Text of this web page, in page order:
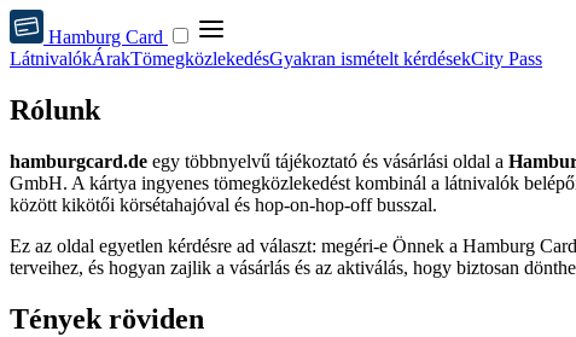
Hamburg Card
LátnivalókÁrakTömegközlekedésGyakran ismételt kérdésekCity Pass
Rólunk
hamburgcard.de egy többnyelvű tájékoztató és vásárlási oldal a
GmbH. A kártya ingyenes tömegközlekedést kombinál a látnivalók
között kikötői körsétahajóval és hop-on-hop-off busszal.
Ez az oldal egyetlen kérdésre ad választ: megéri-e Önnek a Hamburg
terveihez, és hogyan zajlik a vásárlás és az aktiválás, hogy biztosan
Tények röviden